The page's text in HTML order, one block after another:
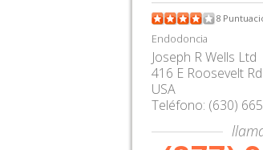
8
Endodoncia
Joseph R Wells Ltd
416 E Roosevelt
USA
Teléfono: (630)